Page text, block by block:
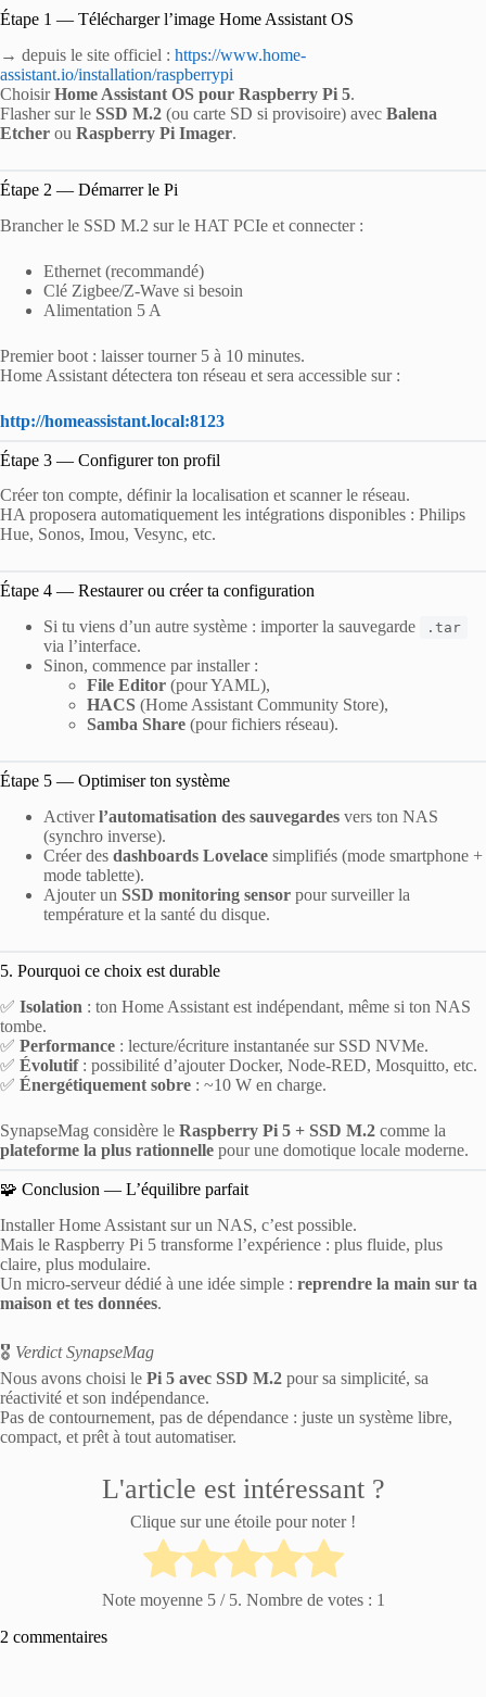
Étape 1 — Télécharger l’image Home Assistant OS
→ depuis le site officiel : https://www.home-
assistant.io/installation/raspberrypi
ChoisirHome Assistant OS pour Raspberry Pi 5.
Flasher sur le SSD M.2 (ou carte SD si provisoire) avec Balena
Etcher ou Raspberry Pi Imager.
Étape 2 — Démarrer le Pi
Brancher le SSD M.2 sur le HAT PCIe et connecter :
Ethernet (recommandé)
Clé Zigbee/Z-Wave si besoin
Alimentation 5 A
Premier boot : laisser tourner 5 à 10 minutes.
Home Assistant détectera ton réseau et sera accessible sur :
http://homeassistant.local:8123
Étape 3 — Configurer ton profil
Créer ton compte, définir la localisation et scanner le réseau.
HA proposera automatiquement les intégrations disponibles : Philips
Hue, Sonos, Imou, Vesync, etc.
Étape 4 — Restaurer ou créer ta configuration
Si tu viens d’un autre système : importer la sauvegarde
.tar
via l’interface.
Sinon, commence par installer :
File Editor (pour YAML),
HACS (Home Assistant Community Store),
Samba Share (pour fichiers réseau).
Étape 5 — Optimiser ton système
Activerl’automatisation des sauvegardes vers ton NAS
(synchro inverse).
Créer des dashboards Lovelace simplifiés (mode smartphone +
mode tablette).
Ajouter un SSD monitoring sensor pour surveiller la
température et la santé du disque.
5. Pourquoi ce choix est durable
✅ Isolation : ton Home Assistant est indépendant, même si ton NAS
tombe.
✅ Performance : lecture/écriture instantanée sur SSD NVMe.
✅ Évolutif: possibilité d’ajouter Docker, Node-RED, Mosquitto, etc.
✅ Énergétiquement sobre : ~10 W en charge.
SynapseMag considère le Raspberry Pi 5 + SSD M.2 comme la
plateforme la plus rationnelle pour une domotique locale moderne.
🧩 Conclusion — L’équilibre parfait
Installer Home Assistant sur un NAS, c’est possible.
Mais le Raspberry Pi 5 transforme l’expérience : plus fluide, plus
claire, plus modulaire.
Un micro-serveur dédié à une idée simple : reprendre la main sur ta
maison et tes données.
🎖️ Verdict SynapseMag
Nous avons choisi le Pi 5 avec SSD M.2 pour sa simplicité, sa
réactivité et son indépendance.
Pas de contournement, pas de dépendance : juste un système libre,
compact, et prêt à tout automatiser.
L'article est intéressant ?
Clique sur une étoile pour noter !
Note moyenne 5/ 5. Nombre de votes : 1
2 commentaires